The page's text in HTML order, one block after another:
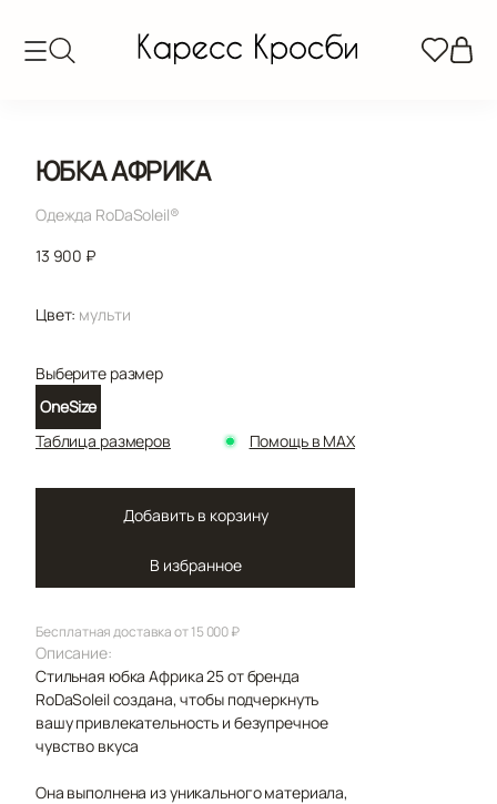
ЮБКА АФРИКА
Одежда RoDaSoleil®️
13 900 ₽
Цвет: мульти
Выберите размер
OneSize
Таблица размеров
Помощь в MAX
Добавить в корзину
В избранное
Бесплатная доставка от 15 000 ₽
Описание:
Стильная юбка Африка 25 от бренда
RoDaSoleil создана, чтобы подчеркнуть
вашу привлекательность и безупречное
чувство вкуса
Она выполнена из уникального материала,